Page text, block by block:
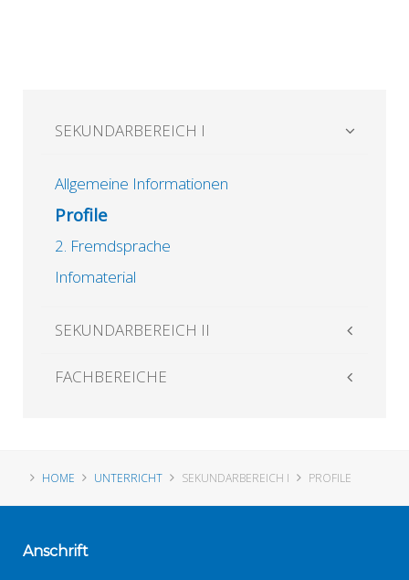
SEKUNDARBEREICH I
Allgemeine Informationen
Profile
2. Fremdsprache
Infomaterial
SEKUNDARBEREICH II
FACHBEREICHE
HOME UNTERRICHT SEKUNDARBEREICH I PROFILE
Anschrift